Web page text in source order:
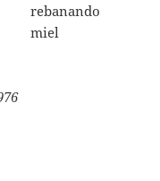
rebanando
miel